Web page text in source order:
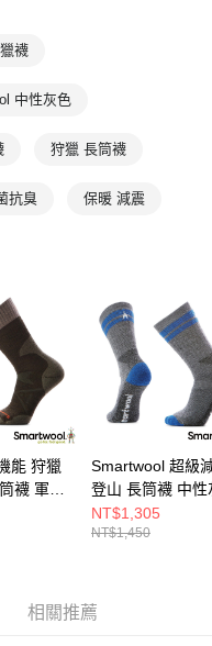
襪
中性灰色
狩獵 長筒襪
抗臭 保暖 減震
能 狩獵
襪 軍風
Smartwool 超級
登山 長筒襪 中性
NT$1,305
NT$1,450
相關推薦